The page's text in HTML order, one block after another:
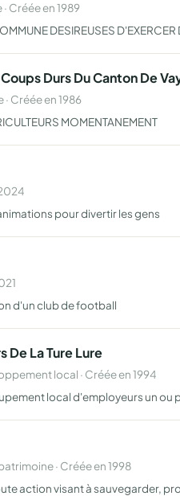
Créée en 1989
DESIREUSES
Durs Du Canton De
Créée en 1986
MOMENTANEMENT
pour divertir les gens
d'un club de football
La Ture Lure
local · Créée en 1994
local d'employeurs un ou
· Créée en 1998
action visant à sauvegarder,